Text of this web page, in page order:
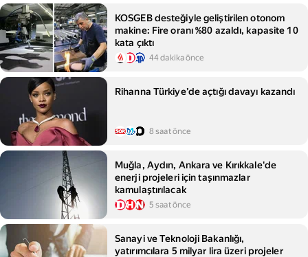
KOSGEB desteğiyle geliştirilen otonom
makine: Fire oranı %80 azaldı, kapasite 10
kata çıktı
44 dakika önce
Rihanna Türkiye’de açtığı davayı kazandı
8 saat önce
Muğla, Aydın, Ankara ve Kırıkkale'de
enerji projeleri için taşınmazlar
kamulaştırılacak
5 saat önce
Sanayi ve Teknoloji Bakanlığı,
yatırımcılara 5 milyar lira üzeri projeler